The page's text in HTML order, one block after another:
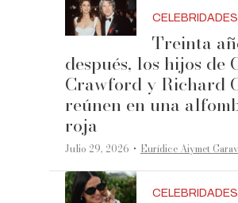
CELEBRIDADES
Treinta
después, los hijos de
Crawford y Richard
reúnen en una
roja
Julio 29, 2026 ·Eurídice Aiymet
CELEBRIDADES